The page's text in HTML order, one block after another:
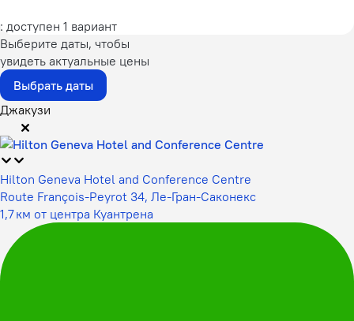
: доступен 1 вариант
Выберите даты, чтобы
увидеть актуальные цены
Выбрать даты
Джакузи
Hilton Geneva Hotel and Conference Centre
Route François-Peyrot 34, Ле-Гран-Саконекс
1,7 км от центра Куантрена